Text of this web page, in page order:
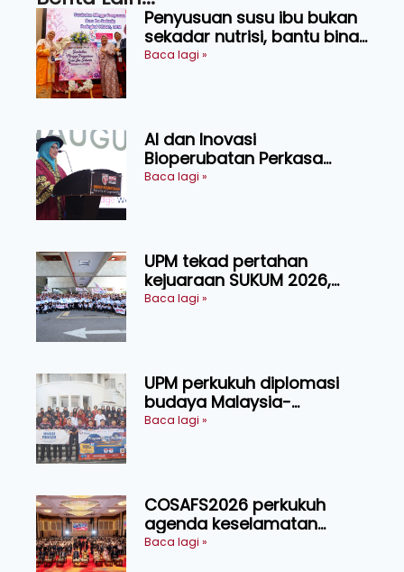
Penyusuan susu ibu bukan
sekadar nutrisi, bantu bina
generasi lebih sihat
Baca lagi »
AI dan Inovasi
Bioperubatan Perkasa
Pengesanan Awal Penyakit,
Baca lagi »
UPM tekad pertahan
kejuaraan SUKUM 2026,
sasar 16 pingat emas
Baca lagi »
UPM perkukuh diplomasi
budaya Malaysia-
Indonesia melalui Narasi
Baca lagi »
COSAFS2026 perkukuh
agenda keselamatan
makanan, AgriHub pacu
Baca lagi »